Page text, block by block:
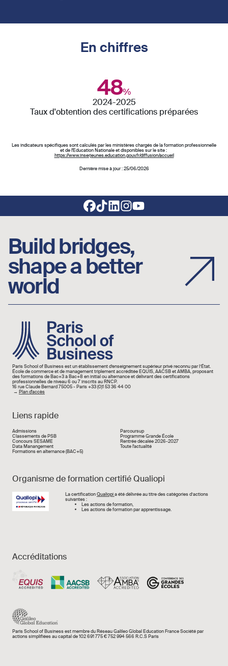
En chiffres
48%
2024-2025
Taux d'obtention des certifications préparées
Les indicateurs spécifiques sont calculés par les ministères chargés de la formation professionnelle
et de l'Education Nationale et disponibles sur le site :
https://www.inserjeunes.education.gouv.fr/diffusion/accueil
Dernière mise à jour : 25/06/2026
Footer social links
Build bridges,
shape a better
world
Image
Paris School of Business est un établissement d’enseignement supérieur privé reconnu par l’État.
École de commerce et de management triplement accréditée EQUIS, AACSB et AMBA, proposant
des formations de Bac+3 à Bac+8 en initial ou alternance et délivrant des certifications
professionnelles de niveau 6 ou 7 inscrits au RNCP.
16 rue Claude Bernard 75005 - Paris +33 (0)1 53 36 44 00
→ Plan d'accès
Liens rapide
Liens rapide
Admissions
Classements de PSB
Concours SESAME
Data Manangement
Formations en alternance (BAC+5)
Parcoursup
Programme Grande École
Rentrée décalée 2026-2027
Toute l'actualité
Organisme de formation certifié Qualiopi
Image La certificationQualiopia été délivrée au titre des catégories d’actions
suivantes :
Les actions de formation,
Les actions de formation par apprentissage.
Accréditations
Paris School of Business est membre du Réseau Galileo Global Education France Société par
actions simplifiées au capital de 102 691 775 € 752 994 566 R.C.S Paris